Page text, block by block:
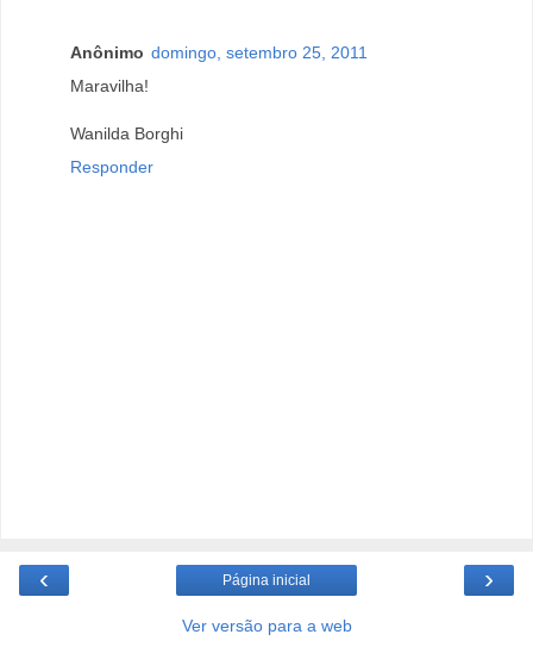
Anônimo domingo, setembro 25, 2011
Maravilha!
Wanilda Borghi
Responder
‹ ›
Página inicial
Ver versão para a web